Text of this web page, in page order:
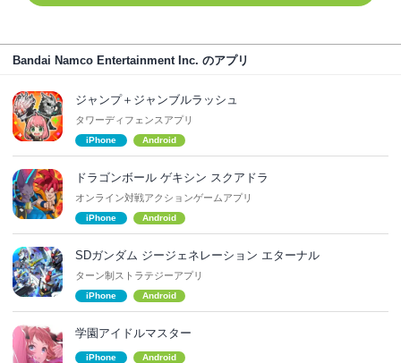
Bandai Namco Entertainment Inc. のアプリ
ジャンプ＋ジャンブルラッシュ
タワーディフェンスアプリ
iPhone Android
ドラゴンボール ゲキシン スクアドラ
オンライン対戦アクションゲームアプリ
iPhone Android
SDガンダム ジージェネレーション エターナル
ターン制ストラテジーアプリ
iPhone Android
学園アイドルマスター
iPhone Android